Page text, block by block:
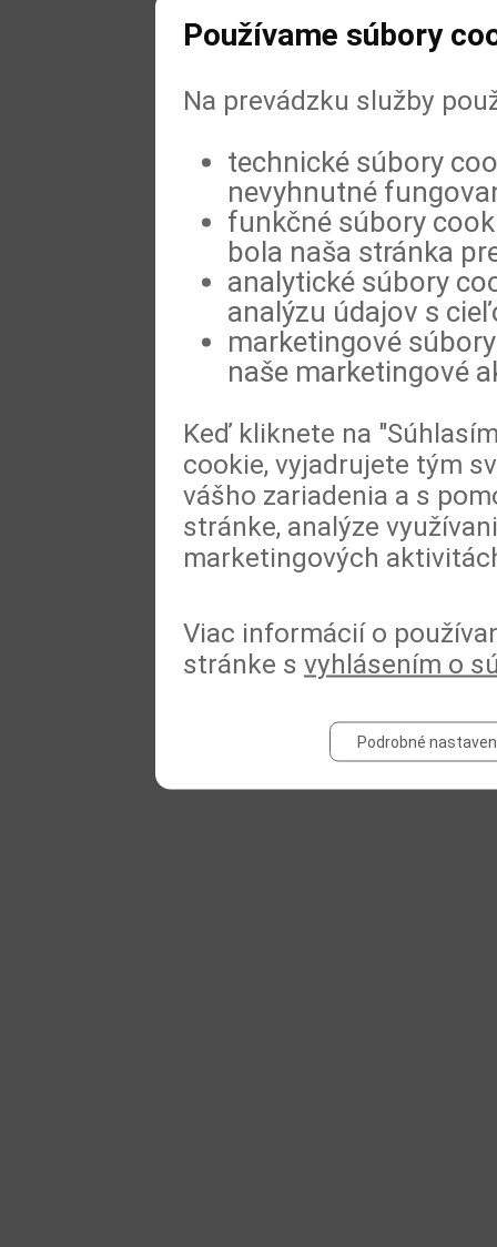
Používame súbory
Na prevádzku služby
technické súbory
nevyhnutné
funkčné súbory
bola naša stránka
analytické súbory
analýzu údajov s
marketingové
naše marketingové
Keď kliknete na
cookie, vyjadrujete tým
vášho zariadenia a s
stránke, analýze
marketingových
Viac informácií o
stránke s vyhlásením o
Podrobné